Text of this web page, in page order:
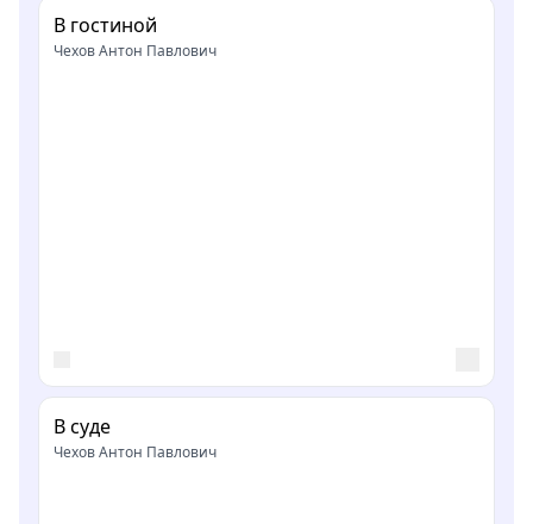
В гостиной
Чехов Антон Павлович
В суде
Чехов Антон Павлович